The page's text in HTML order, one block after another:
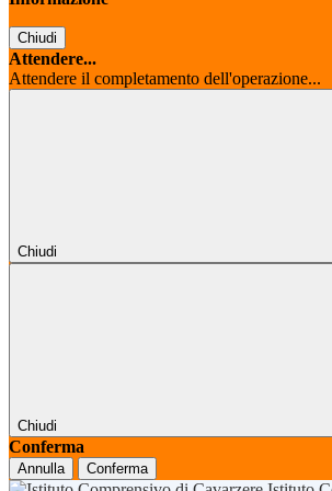
Chiudi
Attendere...
Attendere il completamento dell'operazione...
Chiudi
Chiudi
Conferma
Annulla Conferma